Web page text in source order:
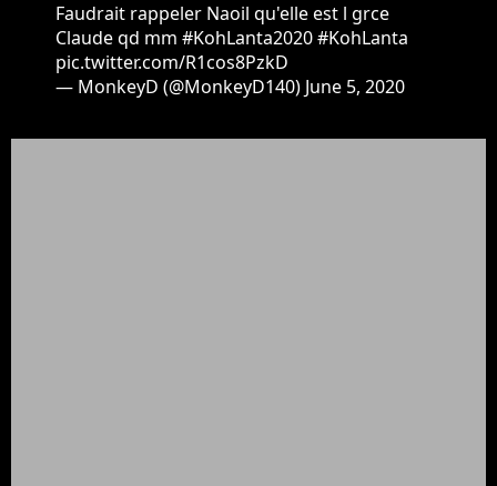
Faudrait rappeler Naoil qu'elle est l grce
Claude qd mm #KohLanta2020#KohLanta
pic.twitter.com/R1cos8PzkD
— MonkeyD (@MonkeyD140) June 5, 2020